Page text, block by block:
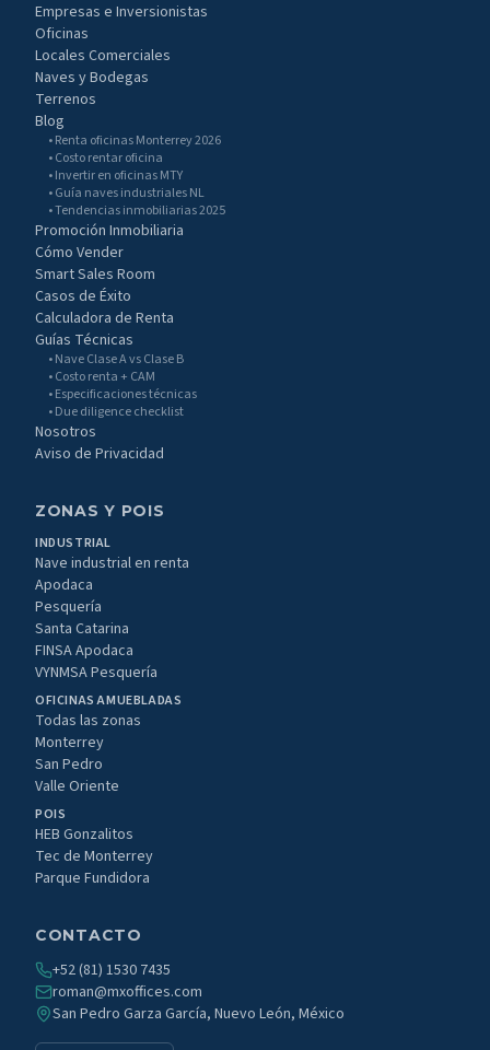
Empresas e Inversionistas
Oficinas
Locales Comerciales
Naves y Bodegas
Terrenos
Blog
• Renta oficinas Monterrey 2026
• Costo rentar oficina
• Invertir en oficinas MTY
• Guía naves industriales NL
• Tendencias inmobiliarias 2025
Promoción Inmobiliaria
Cómo Vender
Smart Sales Room
Casos de Éxito
Calculadora de Renta
Guías Técnicas
• Nave Clase A vs Clase B
• Costo renta + CAM
• Especificaciones técnicas
• Due diligence checklist
Nosotros
Aviso de Privacidad
ZONAS Y POIS
INDUSTRIAL
Nave industrial en renta
Apodaca
Pesquería
Santa Catarina
FINSA Apodaca
VYNMSA Pesquería
OFICINAS AMUEBLADAS
Todas las zonas
Monterrey
San Pedro
Valle Oriente
POIS
HEB Gonzalitos
Tec de Monterrey
Parque Fundidora
CONTACTO
+52 (81) 1530 7435
roman@mxoffices.com
San Pedro Garza García, Nuevo León, México